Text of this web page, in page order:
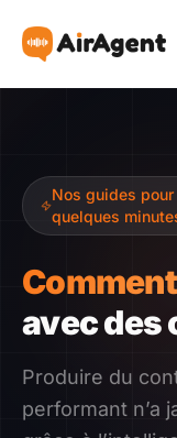
Recommander
Gagner
Ressources
Témoignages
Nos guides
quelques
Comment
avec des
Produire du
performant n’a